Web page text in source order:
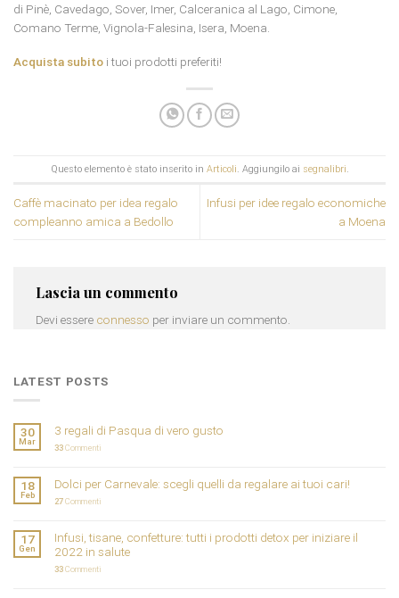
di Pinè, Cavedago, Sover, Imer, Calceranica al Lago, Cimone,
Comano Terme, Vignola-Falesina, Isera, Moena.
Acquista subito i tuoi prodotti preferiti!
Questo elemento è stato inserito in Articoli. Aggiungilo ai segnalibri.
Caffè macinato per idea regalo
compleanno amica a Bedollo
Infusi per idee regalo economiche
a Moena
Lascia un commento
Devi essere connesso per inviare un commento.
LATEST POSTS
30
Mar
3 regali di Pasqua di vero gusto
33Commenti
18
Feb
Dolci per Carnevale: scegli quelli da regalare ai tuoi cari!
27Commenti
17
Gen
Infusi, tisane, confetture: tutti i prodotti detox per iniziare il
2022 in salute
33Commenti